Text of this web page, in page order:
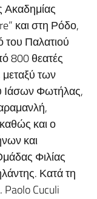
Ακαδημίας
και στη Ρόδο,
του Παλατιού
800 θεατές
των
Ιάσων Φωτήλας,
και ο
και
Φιλίας
Κατά τη
Paolo Cuculi